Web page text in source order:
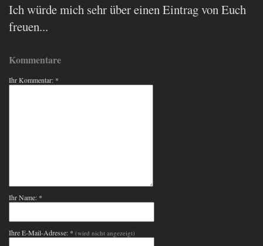
Ich würde mich sehr über einen Eintrag von Euch
freuen...
Kommentare
Ihr Kommentar: *
Ihr Name: *
Ihre E-Mail-Adresse: * (wird nicht angezeigt)